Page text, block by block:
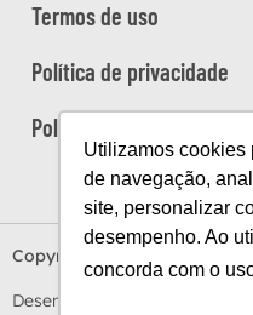
Utilizamos cookies
de navegação,
site, personalizar
desempenho. Ao
concorda com o
Termos de uso
Política de privacidade
Política de cookies
Copyright Viaje na Viagem ©
Desenvolvido por